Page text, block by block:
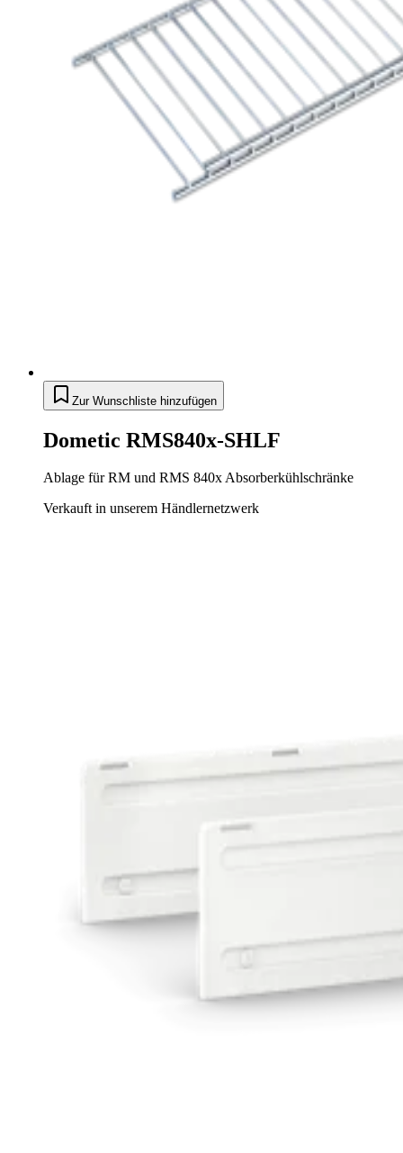
Zur Wunschliste hinzufügen
Dometic RMS840x-SHLF
Ablage für RM und RMS 840x Absorberkühlschränke
Verkauft in unserem Händlernetzwerk